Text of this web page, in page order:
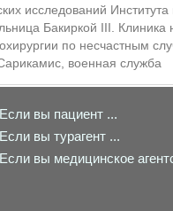
исследований
Бакиркой III. Клиника
по несчастным
военная служба
Если вы пациент ...
Если вы турагент ...
Если вы медицинское